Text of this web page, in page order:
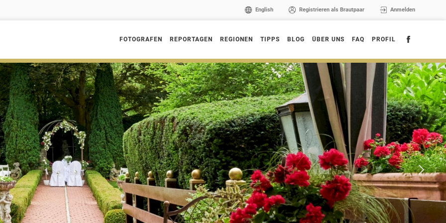
English Registrieren als Brautpaar Anmelden
FOTOGRAFEN REPORTAGEN REGIONEN TIPPS BLOG ÜBER UNS FAQ PROFIL